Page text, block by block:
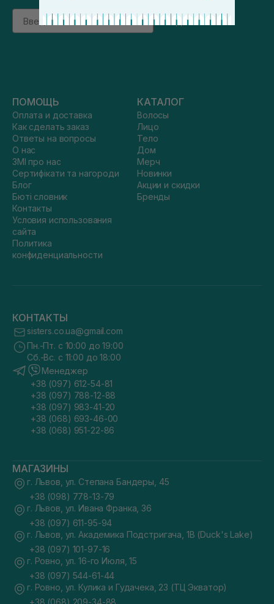
Email
підписатись
ПОМОЩЬ
Оплата и доставка
Как сделать заказ
Ответы на вопросы
О нас
ЗМІ про нас
Сертифікати та нагороди
Блог
Бюті словник
Контакты
Условия использования
сайта
Политика
конфиденциальности
КАТАЛОГ
Волосы
Лицо
Тело
Дом
Мерч
Новинки
Акции и скидки
Бренды
КОНТАКТЫ
sisters.co.ua@gmail.com
Пн.-Пт. с 10:00 до 19:00
Сб.-Вс. с 11:00 до 18:00
Менеджер
+38 (097) 612-54-81
+38 (097) 788-12-88
+38 (097) 983-41-20
+38 (068) 693-46-00
+38 (068) 951-22-86
МАГАЗИНЫ
г. Львов, ул. Степана Бандеры, 45
+38 (098) 778-13-79
г. Львов, ул. Ивана Франка, 36
+38 (097) 611-95-94
г. Львов, ул. Академика Подстригача, 1В (Duck's Lake)
+38 (097) 101-97-16
г. Ровно, ул. 16-го Июля, 15
+38 (097) 544-61-44
г. Ровно, ул. Кулика и Гудачека, 23 (ТЦ Экватор)
+38 (068) 209-34-88